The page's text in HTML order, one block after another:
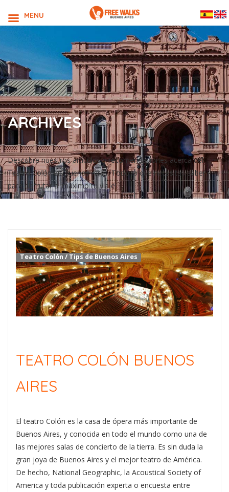
ARCHIVES
Descubre nuestros artículos y recomendaciones acerca del
Teatro Colón en Buenos Aires. Todo lo que necesitas saber
para disfrutar al máximo tu viaje!
Teatro Colón / Tips de Buenos Aires
TEATRO COLÓN BUENOS
AIRES
El teatro Colón es la casa de ópera más importante de
Buenos Aires, y conocida en todo el mundo como una de
las mejores salas de concierto de la tierra. Es sin duda la
gran joya de Buenos Aires y el mejor teatro de América.
De hecho, National Geographic, la Acoustical Society of
America y toda publicación experta o encuesta entre
MENU